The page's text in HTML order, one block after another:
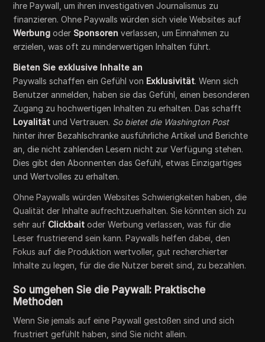
ihre Paywall, um ihren investigativen Journalismus zu
finanzieren. Ohne Paywalls würden sich viele Websites auf
Werbung oder Sponsoren verlassen, um Einnahmen zu
erzielen, was oft zu minderwertigen Inhalten führt.
Bieten Sie exklusive Inhalte an
Paywalls schaffen ein Gefühl von Exklusivität. Wenn sich
Benutzer anmelden, haben sie das Gefühl, einen besonderen
Zugang zu hochwertigen Inhalten zu erhalten. Das schafft
Loyalität und Vertrauen. So bietet die Washington Post
hinter ihrer Bezahlschranke ausführliche Artikel und Berichte
an, die nicht zahlenden Lesern nicht zur Verfügung stehen.
Dies gibt den Abonnenten das Gefühl, etwas Einzigartiges
und Wertvolles zu erhalten.
Ohne Paywalls würden Websites Schwierigkeiten haben, die
Qualität der Inhalte aufrechtzuerhalten. Sie könnten sich zu
sehr auf Clickbait oder Werbung verlassen, was für die
Leser frustrierend sein kann. Paywalls helfen dabei, den
Fokus auf die Produktion wertvoller, gut recherchierter
Inhalte zu legen, für die die Nutzer bereit sind, zu bezahlen.
So umgehen Sie die Paywall: Praktische
Methoden
Wenn Sie jemals auf eine Paywall gestoßen sind und sich
frustriert gefühlt haben, sind Sie nicht allein.